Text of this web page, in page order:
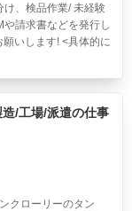
、検品作業/ 未経験
請求書などを発行し
いします! <具体的に
/工場/派遣の仕事
クローリーのタン